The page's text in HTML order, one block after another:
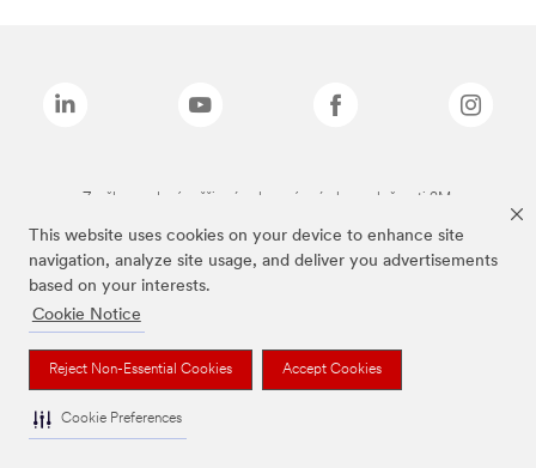
This website uses cookies on your device to enhance site
navigation, analyze site usage, and deliver you advertisements
based on your interests.
Cookie Notice
Reject Non-Essential Cookies Accept Cookies
Cookie Preferences
Značky uvedené vyššie sú ochranné známky spoločnosti 3M.